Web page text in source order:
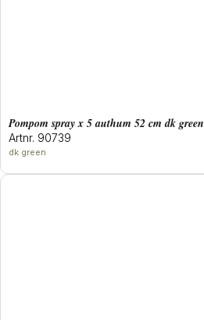
pompom spray x 5 authum 52 cm dk green
Artnr. 90739
dk green